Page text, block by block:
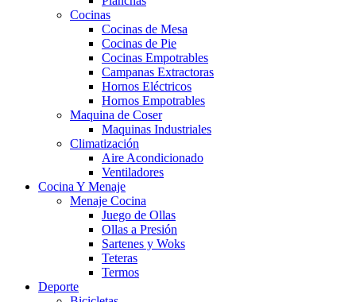
Cocinas
Cocinas de Mesa
Cocinas de Pie
Cocinas Empotrables
Campanas Extractoras
Hornos Eléctricos
Hornos Empotrables
Maquina de Coser
Maquinas Industriales
Climatización
Aire Acondicionado
Ventiladores
Cocina Y Menaje
Menaje Cocina
Juego de Ollas
Ollas a Presión
Sartenes y Woks
Teteras
Termos
Deporte